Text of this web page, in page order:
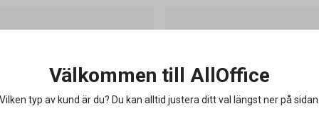
Välkommen till AllOffice
Vilken typ av kund är du? Du kan alltid justera ditt val längst ner på